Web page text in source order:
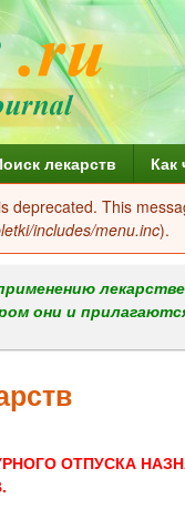
лекарств Как
deprecated. This
includes/menu.inc).
они и
ОТПУСКА